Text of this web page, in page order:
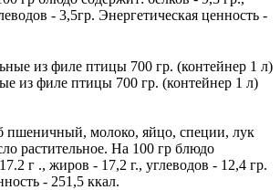
- 3,5гр. Энергетическая ценность -
из филе птицы 700 гр. (контейнер 1 л)
пшеничный, молоко, яйцо, специи, лук
растительное. На 100 гр блюдо
г ., жиров - 17,2 г., углеводов - 12,4 гр.
- 251,5 ккал.